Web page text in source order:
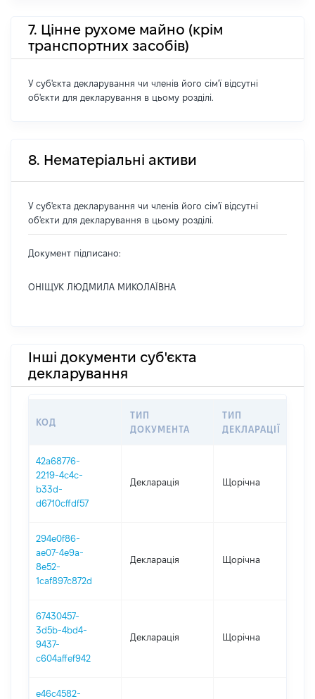
7. Цінне рухоме майно (крім
транспортних засобів)
У суб'єкта декларування чи членів його сім'ї відсутні
об'єкти для декларування в цьому розділі.
8. Нематеріальні активи
У суб'єкта декларування чи членів його сім'ї відсутні
об'єкти для декларування в цьому розділі.
Документ підписано:
ОНІЩУК ЛЮДМИЛА МИКОЛАЇВНА
Інші документи суб'єкта
декларування
КОД
ТИП
ДОКУМЕНТА
ТИП
ДЕКЛАРАЦІЇ
42a68776-
2219-4c4c-
b33d-
d6710cffdf57
Декларація Щорічна
294e0f86-
ae07-4e9a-
8e52-
1caf897c872d
Декларація Щорічна
67430457-
3d5b-4bd4-
9437-
c604affef942
Декларація Щорічна
e46c4582-